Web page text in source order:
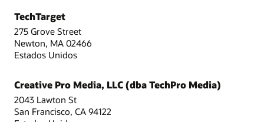
TechTarget
275 Grove Street
Newton, MA 02466
Estados Unidos
Creative Pro Media, LLC (dba TechPro Media)
2043 Lawton St
San Francisco, CA 94122